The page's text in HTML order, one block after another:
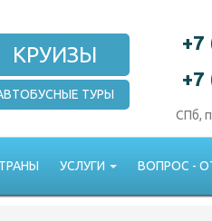
КРУИЗЫ
ТУРЫ
+7
+7
СПб,
УСЛУГИ ВОПРОС -